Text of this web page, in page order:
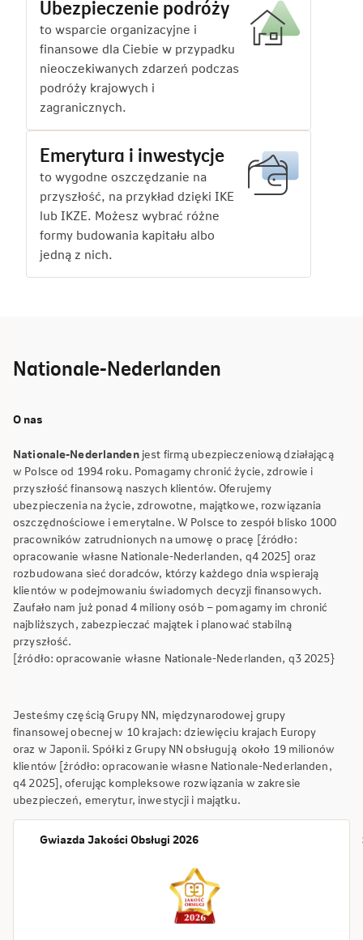
Ubezpieczenie podróży
to wsparcie organizacyjne i
finansowe dla Ciebie w przypadku
nieoczekiwanych zdarzeń podczas
podróży krajowych i
zagranicznych.
Emerytura i inwestycje
to wygodne oszczędzanie na
przyszłość, na przykład dzięki IKE
lub IKZE. Możesz wybrać różne
formy budowania kapitału albo
jedną z nich.
Nationale-Nederlanden
O nas
Nationale-Nederlanden jest firmą ubezpieczeniową działającą
w Polsce od 1994 roku. Pomagamy chronić życie, zdrowie i
przyszłość finansową naszych klientów. Oferujemy
ubezpieczenia na życie, zdrowotne, majątkowe, rozwiązania
oszczędnościowe i emerytalne. W Polsce to zespół blisko 1000
pracowników zatrudnionych na umowę o pracę [źródło:
opracowanie własne Nationale-Nederlanden, q4 2025] oraz
rozbudowana sieć doradców, którzy każdego dnia wspierają
klientów w podejmowaniu świadomych decyzji finansowych.
Zaufało nam już ponad 4 miliony osób – pomagamy im chronić
najbliższych, zabezpieczać majątek i planować stabilną
przyszłość.
[źródło: opracowanie własne Nationale-Nederlanden, q3 2025}
Jesteśmy częścią Grupy NN, międzynarodowej grupy
finansowej obecnej w 10 krajach: dziewięciu krajach Europy
oraz w Japonii. Spółki z Grupy NN obsługują około 19 milionów
klientów [źródło: opracowanie własne Nationale-Nederlanden,
q4 2025], oferując kompleksowe rozwiązania w zakresie
ubezpieczeń, emerytur, inwestycji i majątku.
Gwiazda Jakości Obsługi 2026